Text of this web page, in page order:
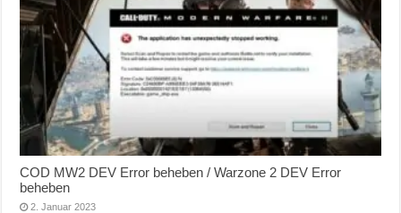
COD MW2 DEV Error beheben / Warzone 2 DEV Error
beheben
2. Januar 2023